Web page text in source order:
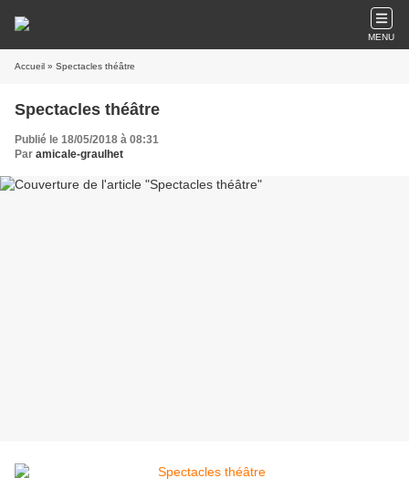
MENU
Accueil » Spectacles théâtre
Spectacles théâtre
Publié le 18/05/2018 à 08:31
Par amicale-graulhet